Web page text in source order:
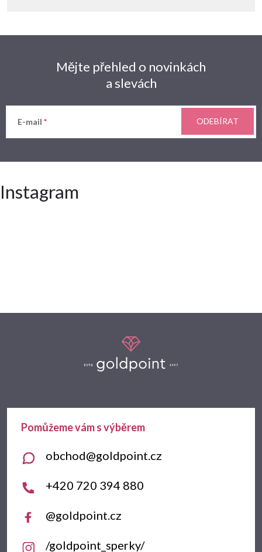
Mějte přehled o novinkách
a slevách
E-mail ODEBÍRAT
Instagram
a
obchod@goldpoint.cz
+420 720 394 880
@goldpoint.cz
/goldpoint_sperky/